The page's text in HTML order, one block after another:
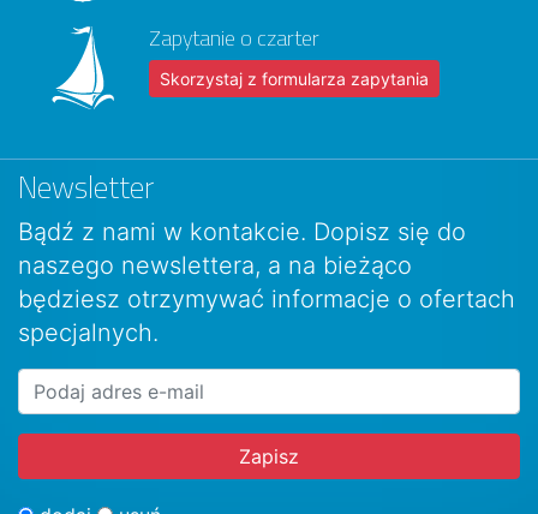
Zapytanie o czarter
Skorzystaj z formularza zapytania
Newsletter
Bądź z nami w kontakcie. Dopisz się do
naszego newslettera, a na bieżąco
będziesz otrzymywać informacje o ofertach
specjalnych.